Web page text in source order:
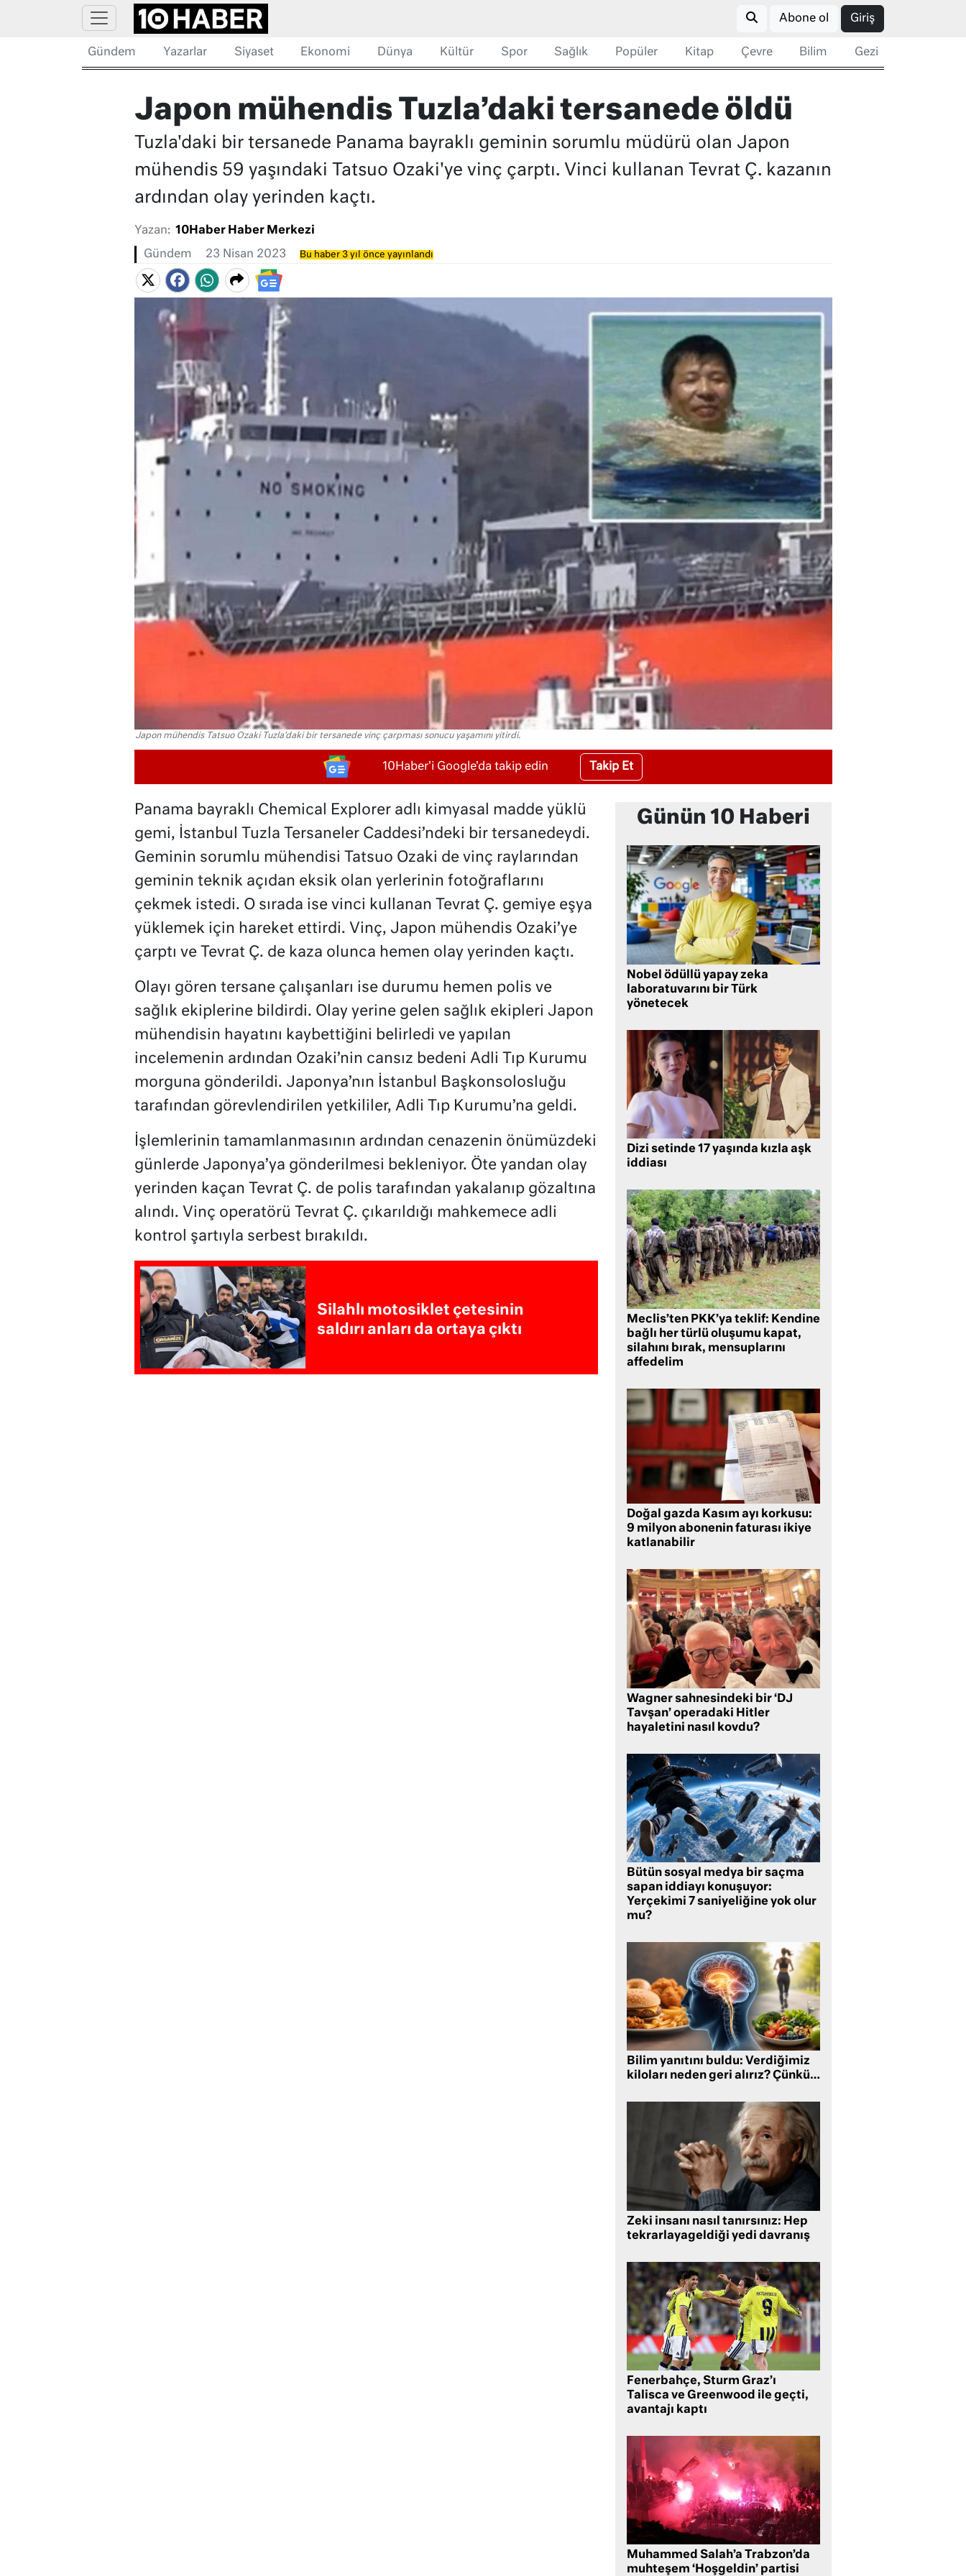
Abone ol Giriş
Gündem Yazarlar Siyaset Ekonomi Dünya Kültür Spor Sağlık Popüler Kitap Çevre Bilim Gezi
Japon mühendis Tuzla’daki tersanede öldü
Tuzla'daki bir tersanede Panama bayraklı geminin sorumlu müdürü olan Japon
mühendis 59 yaşındaki Tatsuo Ozaki'ye vinç çarptı. Vinci kullanan Tevrat Ç. kazanın
ardından olay yerinden kaçtı.
Yazan: 10Haber Haber Merkezi
Gündem 23 Nisan 2023 Bu haber 3 yıl önce yayınlandı
Japon mühendis Tatsuo Ozaki Tuzla'daki bir tersanede vinç çarpması sonucu yaşamını yitirdi.
10Haber'i Google'da takip edin Takip Et
Panama bayraklı Chemical Explorer adlı kimyasal madde yüklü
gemi, İstanbul Tuzla Tersaneler Caddesi’ndeki bir tersanedeydi.
Geminin sorumlu mühendisi Tatsuo Ozaki de vinç raylarından
geminin teknik açıdan eksik olan yerlerinin fotoğraflarını
çekmek istedi. O sırada ise vinci kullanan Tevrat Ç. gemiye eşya
yüklemek için hareket ettirdi. Vinç, Japon mühendis Ozaki’ye
çarptı ve Tevrat Ç. de kaza olunca hemen olay yerinden kaçtı.
Olayı gören tersane çalışanları ise durumu hemen polis ve
sağlık ekiplerine bildirdi. Olay yerine gelen sağlık ekipleri Japon
mühendisin hayatını kaybettiğini belirledi ve yapılan
incelemenin ardından Ozaki’nin cansız bedeni Adli Tıp Kurumu
morguna gönderildi. Japonya’nın İstanbul Başkonsolosluğu
tarafından görevlendirilen yetkililer, Adli Tıp Kurumu’na geldi.
İşlemlerinin tamamlanmasının ardından cenazenin önümüzdeki
günlerde Japonya’ya gönderilmesi bekleniyor. Öte yandan olay
yerinden kaçan Tevrat Ç. de polis tarafından yakalanıp gözaltına
alındı. Vinç operatörü Tevrat Ç. çıkarıldığı mahkemece adli
kontrol şartıyla serbest bırakıldı.
Silahlı motosiklet çetesinin
saldırı anları da ortaya çıktı
Günün 10 Haberi
Nobel ödüllü yapay zeka
laboratuvarını bir Türk
yönetecek
Dizi setinde 17 yaşında kızla aşk
iddiası
Meclis’ten PKK’ya teklif: Kendine
bağlı her türlü oluşumu kapat,
silahını bırak, mensuplarını
affedelim
Doğal gazda Kasım ayı korkusu:
9 milyon abonenin faturası ikiye
katlanabilir
Wagner sahnesindeki bir ‘DJ
Tavşan’ operadaki Hitler
hayaletini nasıl kovdu?
Bütün sosyal medya bir saçma
sapan iddiayı konuşuyor:
Yerçekimi 7 saniyeliğine yok olur
mu?
Bilim yanıtını buldu: Verdiğimiz
kiloları neden geri alırız? Çünkü…
Zeki insanı nasıl tanırsınız: Hep
tekrarlayageldiği yedi davranış
Fenerbahçe, Sturm Graz’ı
Talisca ve Greenwood ile geçti,
avantajı kaptı
Muhammed Salah’a Trabzon’da
muhteşem ‘Hoşgeldin’ partisi